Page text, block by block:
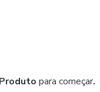
para começar.